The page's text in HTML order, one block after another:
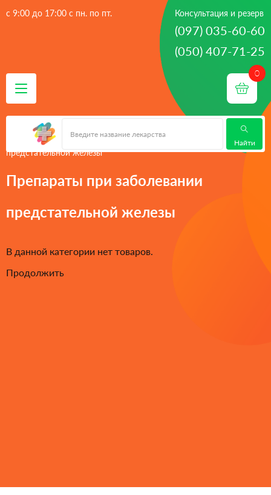
с 9:00 до 17:00 с пн. по пт. Консультация и резерв
(097) 035-60-60
(050) 407-71-25
Найти
Главная - лекарства
мочеполовой системы
-
Препараты при заболевании
предстательной железы
Препараты при заболевании
предстательной железы
В данной категории нет товаров.
Продолжить